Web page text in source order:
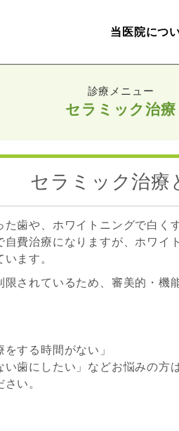
当医院につ
セラミック治療
セラミック治療
歯や、ホワイトニングで白く
費治療になりますが、ホワイ
ます。
されているため、審美的・機
する時間がない」
歯にしたい」などお悩みの方は
い。